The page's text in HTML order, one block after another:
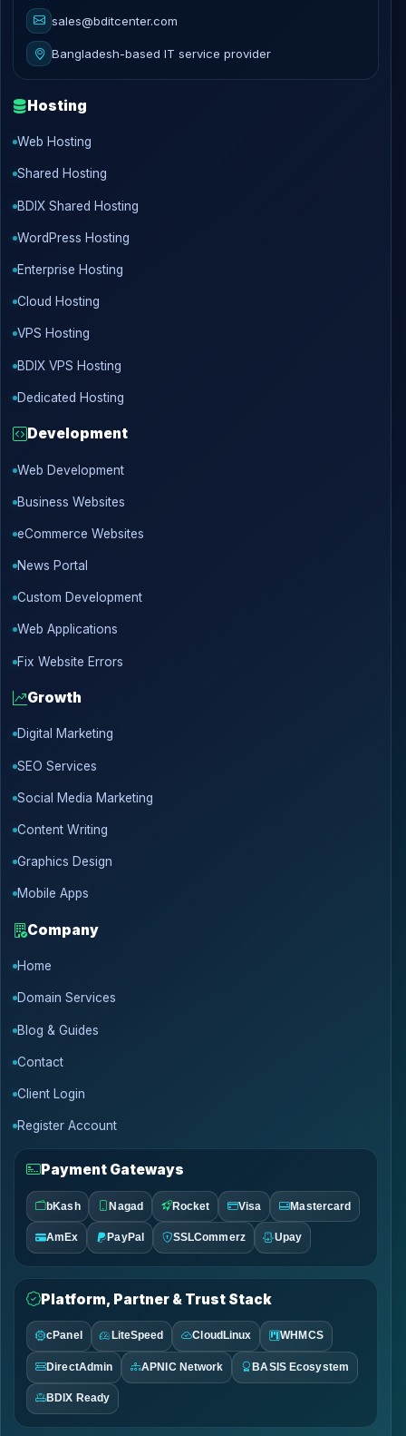
sales@bditcenter.com
Bangladesh-based IT service provider
Hosting
Web Hosting
Shared Hosting
BDIX Shared Hosting
WordPress Hosting
Enterprise Hosting
Cloud Hosting
VPS Hosting
BDIX VPS Hosting
Dedicated Hosting
Development
Web Development
Business Websites
eCommerce Websites
News Portal
Custom Development
Web Applications
Fix Website Errors
Growth
Digital Marketing
SEO Services
Social Media Marketing
Content Writing
Graphics Design
Mobile Apps
Company
Home
Domain Services
Blog & Guides
Contact
Client Login
Register Account
Payment Gateways
bKash Nagad Rocket Visa Mastercard
AmEx PayPal SSLCommerz Upay
Platform, Partner & Trust Stack
cPanel LiteSpeed CloudLinux WHMCS
DirectAdmin APNIC Network BASIS Ecosystem
BDIX Ready